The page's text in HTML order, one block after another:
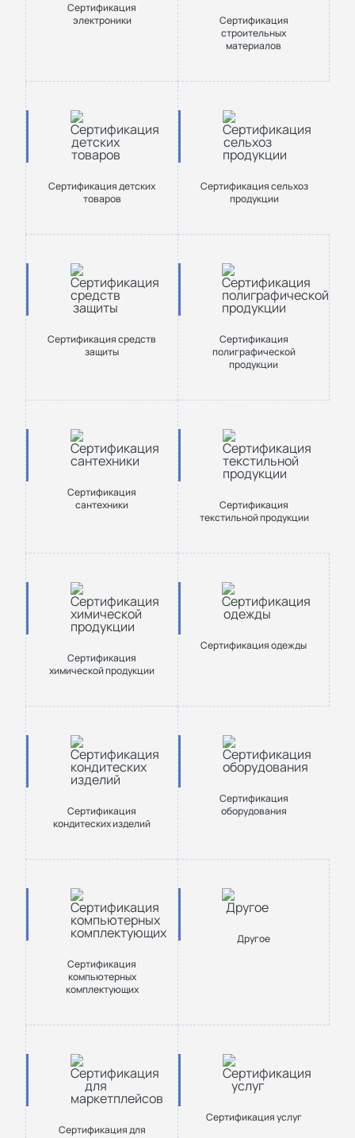
Сертификация
электроники
Сертификация
строительных
материалов
Сертификация детских
товаров
Сертификация сельхоз
продукции
Сертификация средств
защиты
Сертификация
полиграфической
продукции
Сертификация
сантехники
Cертификация
текстильной продукции
Сертификация
химической продукции
Сертификация одежды
Сертификация
кондитеских изделий
Сертификация
оборудования
Сертификация
компьютерных
комплектующих
Другое
Сертификация для
Сертификация услуг